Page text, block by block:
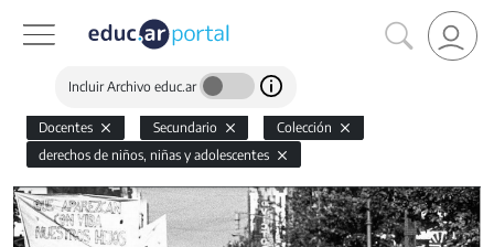
Incluir Archivo educ.ar
Docentes Secundario
Colección
derechos de niños, niñas y adolescentes